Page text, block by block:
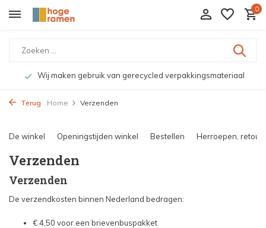
0
Wij maken gebruik van gerecycled verpakkingsmateriaal
Terug Home Verzenden
De winkel Openingstijden winkel Bestellen Herroepen,
Verzenden
Verzenden
De verzendkosten binnen Nederland bedragen:
€ 4,50 voor een brievenbuspakket